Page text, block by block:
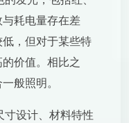
耗电量存在差
，但对于某些特
价值。相比之
般照明。
寸设计、材料特性